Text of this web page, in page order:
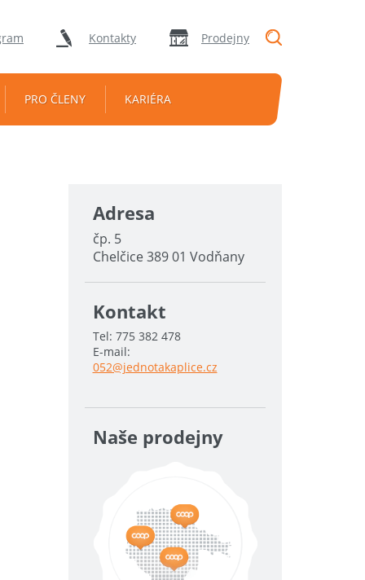
Kontakty Prodejny
PRO ČLENY KARIÉRA
Adresa
čp. 5
Chelčice 389 01 Vodňany
Kontakt
Tel: 775 382 478
E-mail:
052@jednotakaplice.cz
Naše prodejny